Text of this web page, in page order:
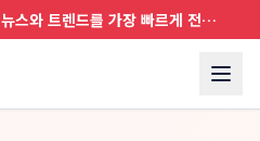
실시간 업데이트: 최신 뉴스와 트렌드를 가장 빠르게 전달합니다